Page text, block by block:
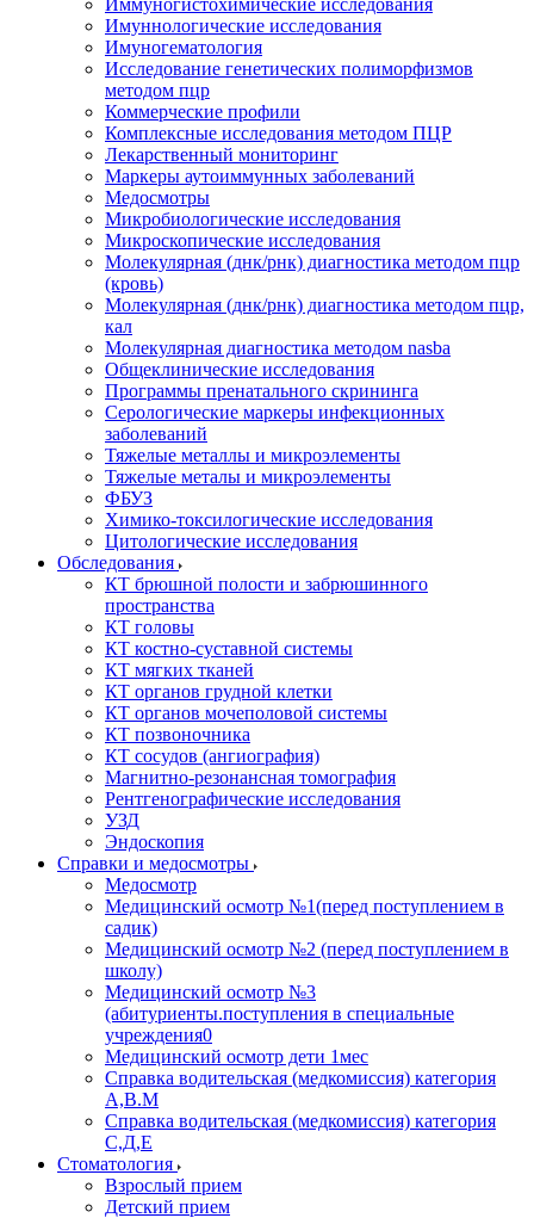
Иммуногистохимические исследования
Имуннологические исследования
Имуногематология
Исследование генетических полиморфизмов
методом пцр
Коммерческие профили
Комплексные исследования методом ПЦР
Лекарственный мониторинг
Маркеры аутоиммунных заболеваний
Медосмотры
Микробиологические исследования
Микроскопические исследования
Молекулярная (днк/рнк) диагностика методом пцр
(кровь)
Молекулярная (днк/рнк) диагностика методом пцр,
кал
Молекулярная диагностика методом nasba
Общеклинические исследования
Программы пренатального скрининга
Серологические маркеры инфекционных
заболеваний
Тяжелые металлы и микроэлементы
Тяжелые металы и микроэлементы
ФБУЗ
Химико-токсилогические исследования
Цитологические исследования
Обследования
КТ брюшной полости и забрюшинного
пространства
КТ головы
КТ костно-суставной системы
КТ мягких тканей
КТ органов грудной клетки
КТ органов мочеполовой системы
КТ позвоночника
КТ сосудов (ангиография)
Магнитно-резонансная томография
Рентгенографические исследования
УЗД
Эндоскопия
Справки и медосмотры
Медосмотр
Медицинский осмотр №1(перед поступлением в
садик)
Медицинский осмотр №2 (перед поступлением в
школу)
Медицинский осмотр №3
(абитуриенты.поступления в специальные
учреждения0
Медицинский осмотр дети 1мес
Справка водительская (медкомиссия) категория
А,В.М
Справка водительская (медкомиссия) категория
С,Д,Е
Стоматология
Взрослый прием
Детский прием